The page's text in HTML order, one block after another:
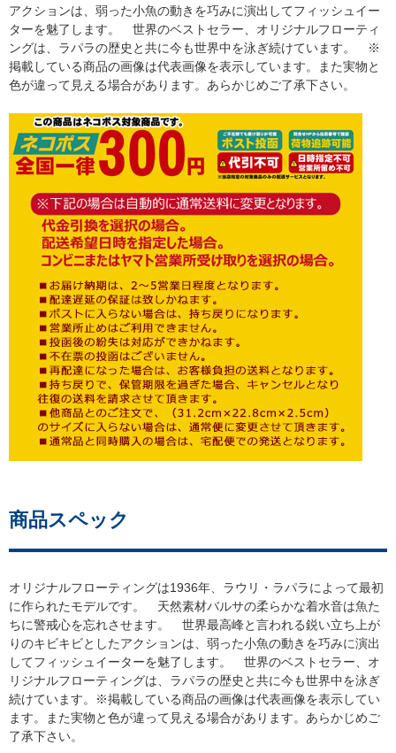
アクションは、弱った小魚の動きを巧みに演出してフィッシュイー
ターを魅了します。 世界のベストセラー、オリジナルフローティ
ングは、ラパラの歴史と共に今も世界中を泳ぎ続けています。 ※
掲載している商品の画像は代表画像を表示しています。また実物と
色が違って見える場合があります。あらかじめご了承下さい。
商品スペック
オリジナルフローティングは1936年、ラウリ・ラパラによって最初
に作られたモデルです。 天然素材バルサの柔らかな着水音は魚た
ちに警戒心を忘れさせます。 世界最高峰と言われる鋭い立ち上が
りのキビキビとしたアクションは、弱った小魚の動きを巧みに演出
してフィッシュイーターを魅了します。 世界のベストセラー、オ
リジナルフローティングは、ラパラの歴史と共に今も世界中を泳ぎ
続けています。※掲載している商品の画像は代表画像を表示してい
ます。また実物と色が違って見える場合があります。あらかじめご
了承下さい。